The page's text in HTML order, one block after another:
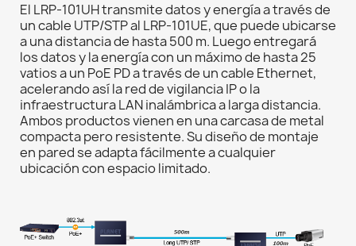
El LRP-101UH transmite datos y energía a través de
un cable UTP/STP al LRP-101UE, que puede ubicarse
a una distancia de hasta 500 m. Luego entregará
los datos y la energía con un máximo de hasta 25
vatios a un PoE PD a través de un cable Ethernet,
acelerando así la red de vigilancia IP o la
infraestructura LAN inalámbrica a larga distancia.
Ambos productos vienen en una carcasa de metal
compacta pero resistente. Su diseño de montaje
en pared se adapta fácilmente a cualquier
ubicación con espacio limitado.